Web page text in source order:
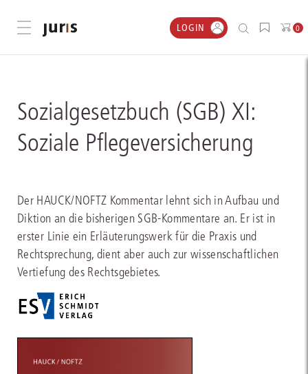
Menü öffnen LOGIN 0
Sozialgesetzbuch (SGB) XI:
Soziale Pflegeversicherung
Der HAUCK/NOFTZ Kommentar lehnt sich in Aufbau und
Diktion an die bisherigen SGB-Kommentare an. Er ist in
erster Linie ein Erläuterungswerk für die Praxis und
Rechtsprechung, dient aber auch zur wissenschaftlichen
Vertiefung des Rechtsgebietes.